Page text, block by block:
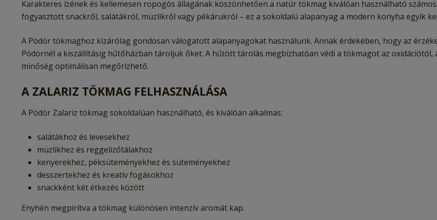
Karakteres ízének és kellemesen ropogós állagának köszönhetően a natúr tökmag kiválóan használható
fogyasztott snackről, salátákról, müzlikről vagy pékárukról – ez a sokoldalú alapanyag a modern konyha egyik
A Pödör tökmaghoz kizárólag gondosan válogatott alapanyagokat használunk. Annak érdekében, hogy az
Pödörnél a kiszállításig hűtőházban tároljuk őket. A hűtött tárolás megbízhatóan védi a tökmagot az
minőség optimálisan megőrizhető.
A ZALARIZ TÖKMAG FELHASZNÁLÁSA
A Pödör Zalariz tökmag sokoldalúan használható, és kiválóan alkalmas:
salátákhoz és levesekhez
müzlikhez és reggelizőtálakhoz
kenyerekhez, péksüteményekhez és süteményekhez
desszertekhez és kreatív fogásokhoz
snackként két étkezés között
Enyhén megpirítva a tökmag különösen intenzív aromát kap.